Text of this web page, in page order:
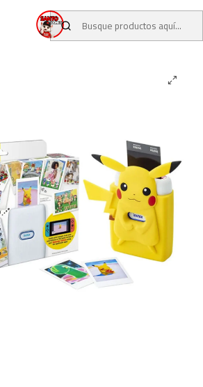
NINTENDO SWITCH
Link FUJIFILM Edición Pikachu